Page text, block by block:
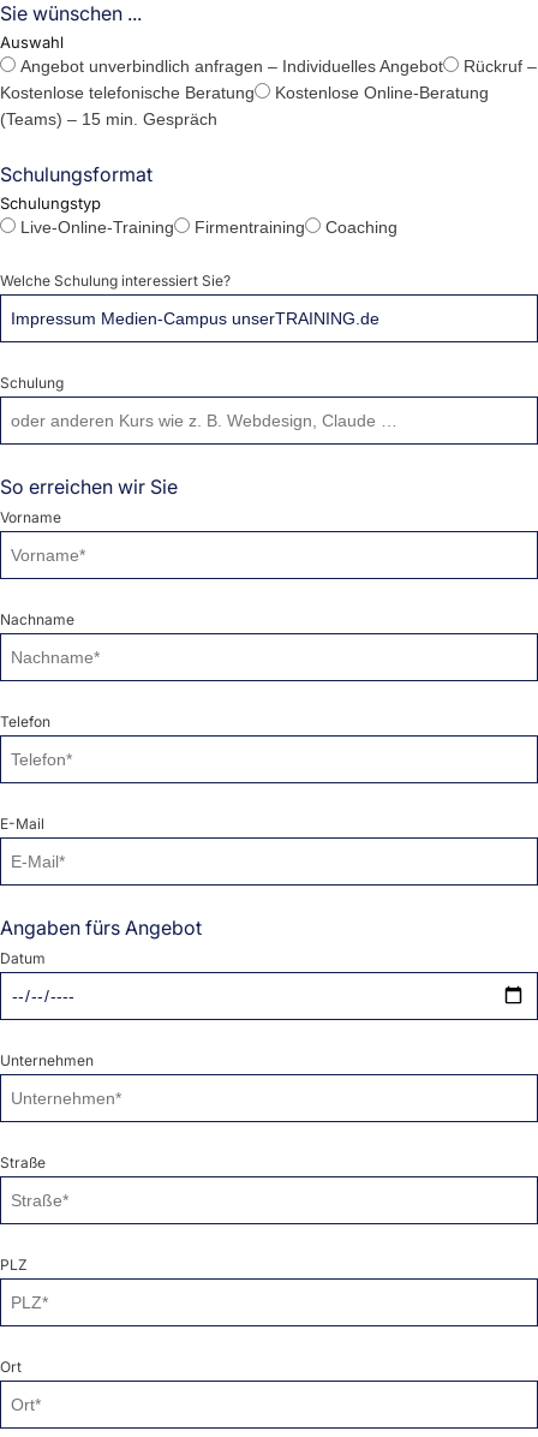
Sie wünschen ...
Auswahl
Angebot unverbindlich anfragen – Individuelles Angebot
Rückruf –
Kostenlose telefonische Beratung
Kostenlose Online-Beratung
(Teams) – 15 min. Gespräch
Schulungsformat
Schulungstyp
Live-Online-Training
Firmentraining Coaching
Welche Schulung interessiert Sie?
Schulung
So erreichen wir Sie
Vorname
Nachname
Telefon
E-Mail
Angaben fürs Angebot
Datum
Unternehmen
Straße
PLZ
Ort